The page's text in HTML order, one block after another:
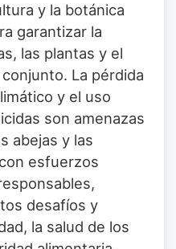
y la botánica
garantizar la
las plantas y el
La pérdida
y el uso
son amenazas
abejas y las
esfuerzos
desafíos y
la salud de los